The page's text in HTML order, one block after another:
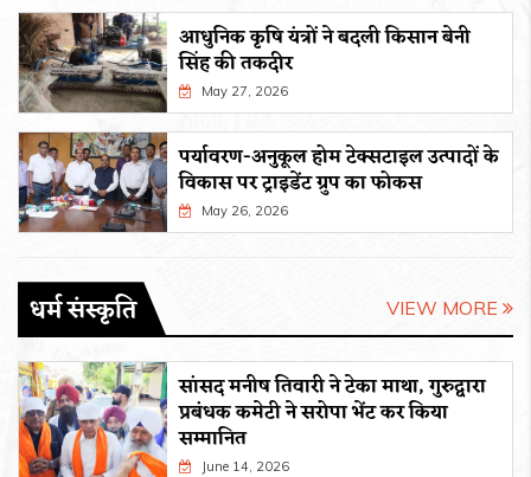
आधुनिक कृषि यंत्रों ने बदली किसान बेनी
सिंह की तकदीर
May 27, 2026
पर्यावरण-अनुकूल होम टेक्सटाइल उत्पादों के
विकास पर ट्राइडेंट ग्रुप का फोकस
May 26, 2026
धर्म संस्कृति VIEW MORE
सांसद मनीष तिवारी ने टेका माथा, गुरुद्वारा
प्रबंधक कमेटी ने सरोपा भेंट कर किया
सम्मानित
June 14, 2026